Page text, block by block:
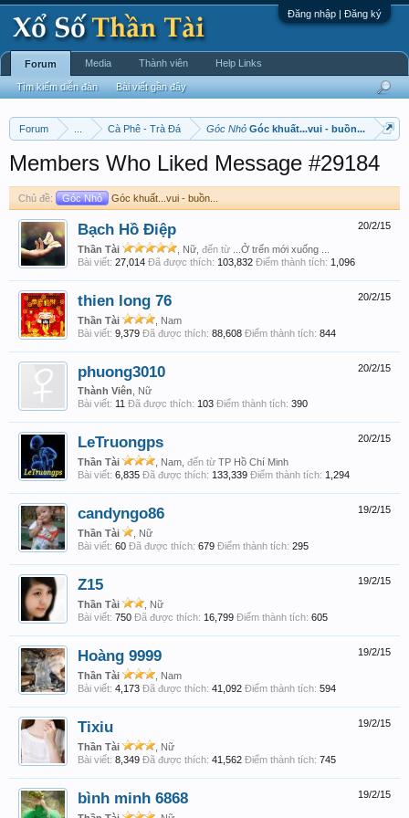
Đăng nhập | Đăng ký
Forum Cà Phê - Trà Đá Góc Nhỏ Góc khuất...vui - buồn...
Members Who Liked Message #29184
Chủ đề: Góc Nhỏ Góc khuất...vui - buồn...
20/2/15
Bạch Hồ Điệp
Thần Tài , Nữ, đến từ
...Ở trển mới xuống ...
Bài viết: 27,014 Đã được thích: 103,832 Điểm thành tích: 1,096
20/2/15
thien long 76
Thần Tài
, Nam
Bài viết: 9,379 Đã được thích: 88,608 Điểm thành tích: 844
20/2/15
phuong3010
Thành Viên , Nữ
Bài viết: 11 Đã được thích: 103 Điểm thành tích: 390
20/2/15
LeTruongps
Thần Tài , Nam, đến từ TP Hồ Chí Minh
Bài viết: 6,835 Đã được thích: 133,339 Điểm thành tích: 1,294
19/2/15
candyngo86
Thần Tài
, Nữ
Bài viết: 60 Đã được thích: 679 Điểm thành tích: 295
19/2/15
Z15
Thần Tài
, Nữ
Bài viết: 750 Đã được thích: 16,799 Điểm thành tích: 605
19/2/15
Hoàng 9999
Thần Tài
, Nam
Bài viết: 4,173 Đã được thích: 41,092 Điểm thành tích: 594
19/2/15
Tixiu
Thần Tài
, Nữ
Bài viết: 8,349 Đã được thích: 41,562 Điểm thành tích: 745
19/2/15
bình minh 6868
Forum
Tìm kiếm diễn đàn Bài viết gần đây
Media Thành viên Help Links